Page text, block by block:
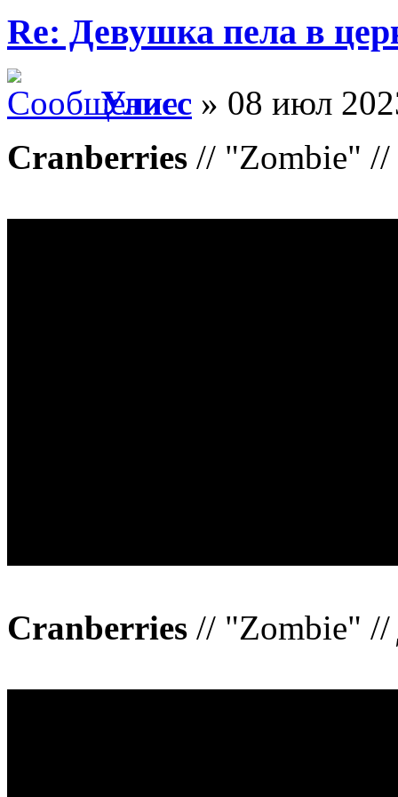
Re: Девушка пела в
Улисс » 08 июл
Cranberries // "Zombie" //
Cranberries // "Zombie" //